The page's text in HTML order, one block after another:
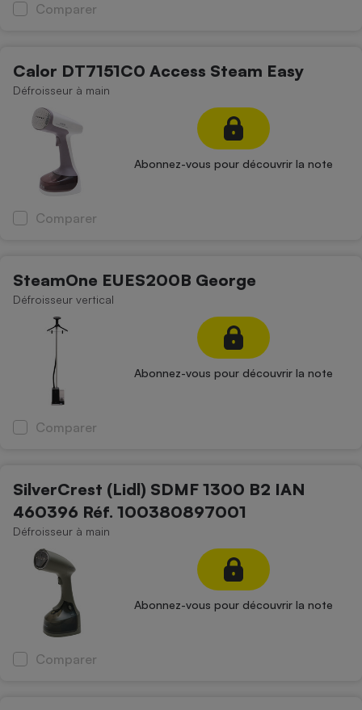
Comparer
Calor DT7151C0 Access Steam Easy
Défroisseur à main
Abonnez-vous pour découvrir la note
Comparer
SteamOne EUES200B George
Défroisseur vertical
Abonnez-vous pour découvrir la note
Comparer
SilverCrest (Lidl) SDMF 1300 B2 IAN
460396 Réf. 100380897001
Défroisseur à main
Abonnez-vous pour découvrir la note
Comparer